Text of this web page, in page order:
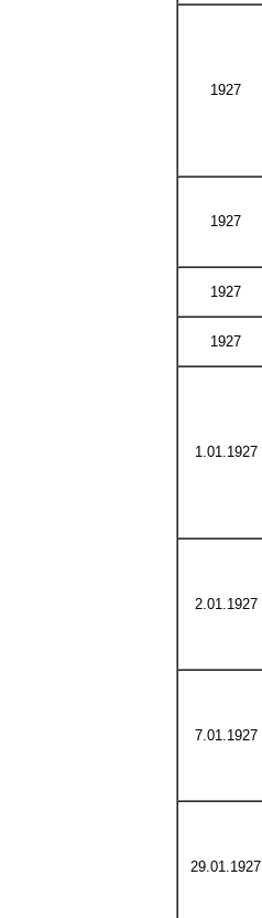
1927
1927
1927
1927
1.01.1927
2.01.1927
7.01.1927
29.01.1927